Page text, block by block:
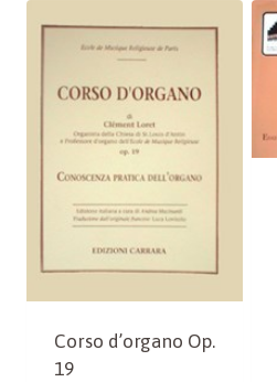
Corso d’organo Op.
19